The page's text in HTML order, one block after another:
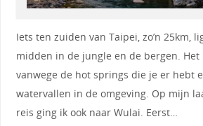
Iets ten zuiden van Taipei, zo’n 25km,
midden in de jungle en de bergen. Het
vanwege de hot springs die je er hebt
watervallen in de omgeving. Op mijn
reis ging ik ook naar Wulai. Eerst…